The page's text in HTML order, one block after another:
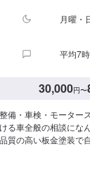
月曜・
平均7
30,000円〜
備・車検・モーター
る車全般の相談にな
質の高い板金塗装で